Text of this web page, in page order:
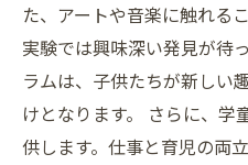
た、アートや音楽に触れる
実験では興味深い発見が待
ラムは、子供たちが新しい
けとなります。 さらに、学
供します。仕事と育児の両